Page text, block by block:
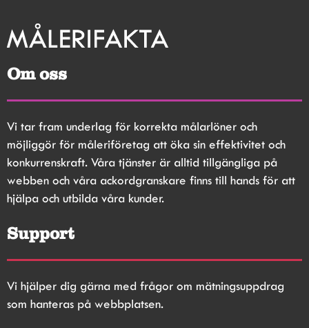
Om oss
Vi tar fram underlag för korrekta målarlöner och
möjliggör för måleriföretag att öka sin effektivitet och
konkurrenskraft. Våra tjänster är alltid tillgängliga på
webben och våra ackordgranskare finns till hands för att
hjälpa och utbilda våra kunder.
Support
Vi hjälper dig gärna med frågor om mätningsuppdrag
som hanteras på webbplatsen.